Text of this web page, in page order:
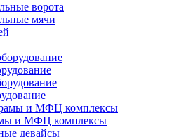
ворота
мячи
и МФЦ комплексы